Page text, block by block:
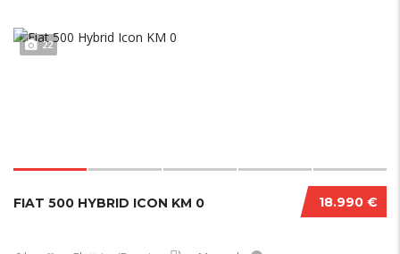
22
18.990 €
FIAT 500 HYBRID ICON KM 0